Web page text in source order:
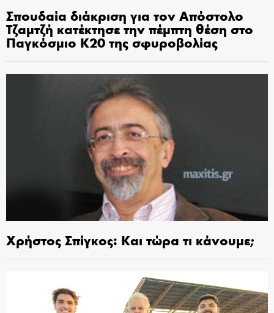
Σπουδαία διάκριση για τον Απόστολο
Τζαμτζή κατέκτησε την πέμπτη θέση στο
Παγκόσμιο Κ20 της σφυροβολίας
Χρήστος Σπίγκος: Και τώρα τι κάνουμε;